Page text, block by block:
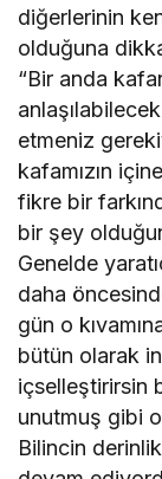
diğerlerinin
olduğuna
“Bir anda
etmeniz
kafamızın
fikre bir
bir şey
Genelde
daha
gün o
bütün olarak
içselleştirirsin
unutmuş gibi
Bilincin